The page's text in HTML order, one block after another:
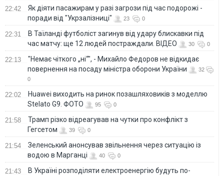
22:42
Як діяти пасажирам у разі загрози під час подорожі -
поради від "Укрзалізниці"
23 0
22:31
В Таїланді футболіст загинув від удару блискавки під
час матчу: ще 12 людей постраждали. ВІДЕО
30 0
22:13
"Немає чіткого „ні“", - Михайло Федоров не відкидає
повернення на посаду міністра оборони України
32
0
22:02
Huawei виходить на ринок позашляховиків з моделлю
Stelato G9. ФОТО
95 0
21:58
Трамп різко відреагував на чутки про конфлікт з
Гегсетом
39 0
21:54
Зеленський анонсував звільнення через ситуацію із
водою в Марганці
40 0
21:43
В Україні розподіляти електроенергію будуть по-